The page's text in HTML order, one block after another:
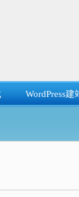
WordPress建